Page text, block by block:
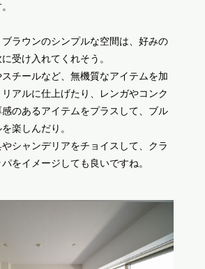
ラウンのシンプルな空間は、好みの
受け入れてくれそう。
チールなど、無機質なアイテムを加
アルに仕上げたり、レンガやコンク
感のあるアイテムをプラスして、ブル
楽しんだり。
シャンデリアをチョイスして、クラ
をイメージしても良いですね。